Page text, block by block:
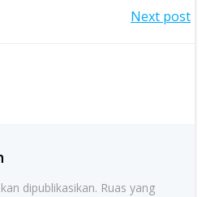
Next post
dipublikasikan. Ruas yang